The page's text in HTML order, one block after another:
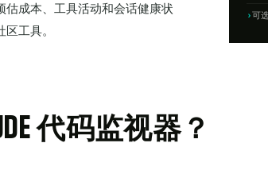
估成本、工具活动和会话健康状
工具。
可
代码监视器？